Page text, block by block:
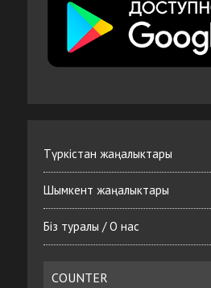
Түркістан жаңалыктары
Шымкент жаңалыктары
Біз туралы / О нас
COUNTER